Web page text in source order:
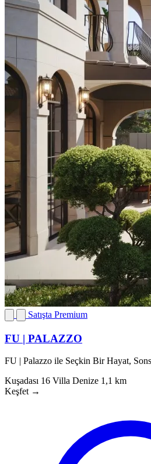
Satışta Premium
FU | PALAZZO
FU | Palazzo ile Seçkin Bir Hayat,
Kuşadası 16 Villa Denize 1,1 km
Keşfet →